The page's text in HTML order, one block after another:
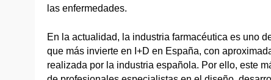
las enfermedades.
En la actualidad, la industria farmacéutica es uno
que más invierte en I+D en España, con
realizada por la industria española. Por ello, este